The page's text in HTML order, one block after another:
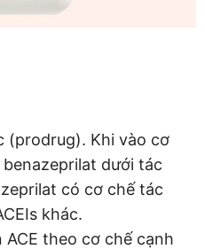
(prodrug). Khi vào cơ
dưới tác
có cơ chế tác
khác.
theo cơ chế cạnh